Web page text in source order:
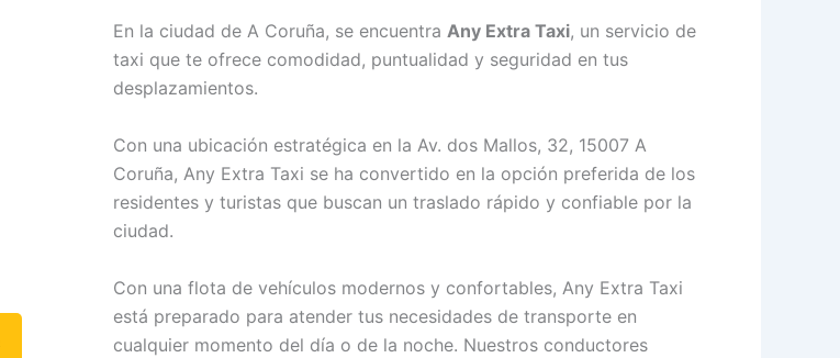
En la ciudad de A Coruña, se encuentra Any Extra Taxi, un servicio de
taxi que te ofrece comodidad, puntualidad y seguridad en tus
desplazamientos.
Con una ubicación estratégica en la Av. dos Mallos, 32, 15007 A
Coruña, Any Extra Taxi se ha convertido en la opción preferida de los
residentes y turistas que buscan un traslado rápido y confiable por la
ciudad.
Con una flota de vehículos modernos y confortables, Any Extra Taxi
está preparado para atender tus necesidades de transporte en
cualquier momento del día o de la noche. Nuestros conductores